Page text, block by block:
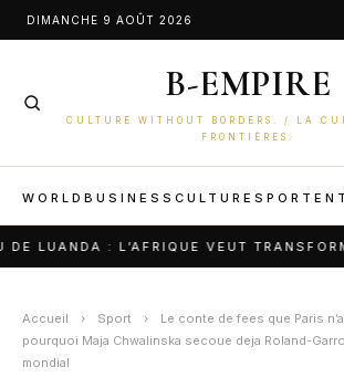
AllerDIMANCHE 9 AOÛT 2026
B-EMPIRE
CULTURE WITHOUT BORDERS. / LA
FRONTIÈRES.
WORLD BUSINESS CULTURE SPORT
: L’AFRIQUE VEUT TRANSFORMER SES
Accueil › Sport ›
Le conte de fees que Paris
pourquoi Maja Chwalinska secoue deja Roland-
mondial